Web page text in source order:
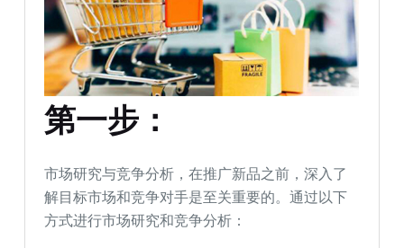
第一步：
市场研究与竞争分析，在推广新品之前，深入了
解目标市场和竞争对手是至关重要的。通过以下
方式进行市场研究和竞争分析：